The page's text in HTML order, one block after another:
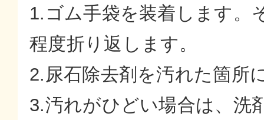
1.ゴム手袋を装着します。
程度折り返します。
2.尿石除去剤を汚れた箇所
3.汚れがひどい場合は、洗